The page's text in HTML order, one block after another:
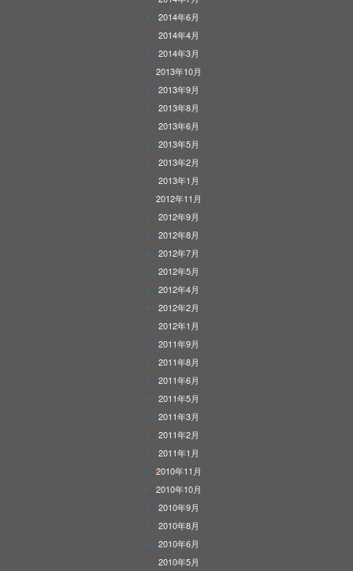
2014年6月
2014年4月
2014年3月
2013年10月
2013年9月
2013年8月
2013年6月
2013年5月
2013年2月
2013年1月
2012年11月
2012年9月
2012年8月
2012年7月
2012年5月
2012年4月
2012年2月
2012年1月
2011年9月
2011年8月
2011年6月
2011年5月
2011年3月
2011年2月
2011年1月
2010年11月
2010年10月
2010年9月
2010年8月
2010年6月
2010年5月